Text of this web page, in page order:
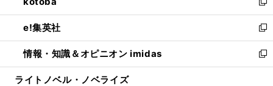
開
く
ド
ウ
で
開
く
ィ
ン
ド
ウ
で
開
い
ウ
ィ
ン
ド
ウ
新
し
い
ウ
ィ
ン
e!集英社
新
し
い
ウ
情報・知識＆オピニオン imidas
新
し
ライトノベル・ノベライズ